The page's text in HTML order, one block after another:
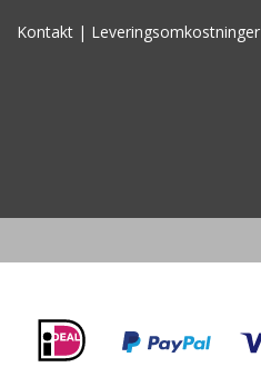
Kontakt | Leveringsomkostninger